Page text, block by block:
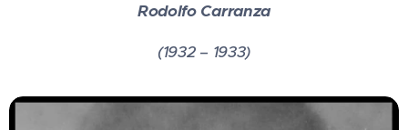
Rodolfo Carranza
(1932 – 1933)